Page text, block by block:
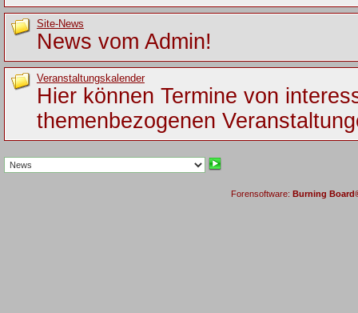
Site-News
News vom Admin!
Veranstaltungskalender
Hier können Termine von
themenbezogenen
Forensoftware: Burning